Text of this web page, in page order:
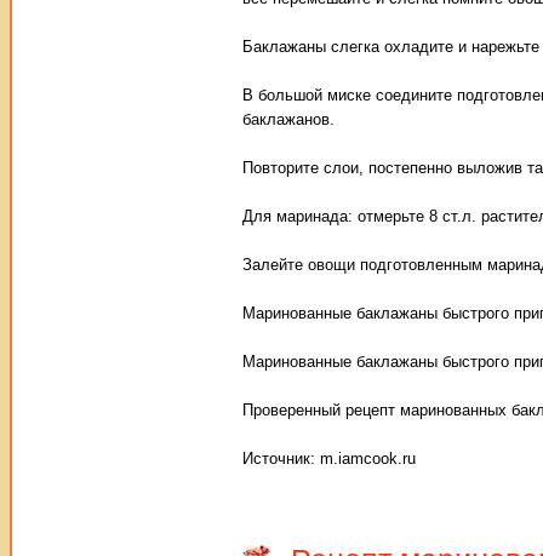
Баклажаны слегка охладите и
В большой миске соедините
баклажанов.
Повторите слои, постепенно выложив
Для маринада: отмерьте 8 ст.л.
Залейте овощи подготовленным
Маринованные баклажаны быстрого
Маринованные баклажаны быстрого
Проверенный рецепт маринованных
Источник: m.iamcook.ru